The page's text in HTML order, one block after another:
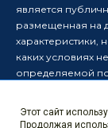
является
размещенная на
характеристики,
каких условиях
определяемой
Производитель
порядке
Этот сайт
Продолжая